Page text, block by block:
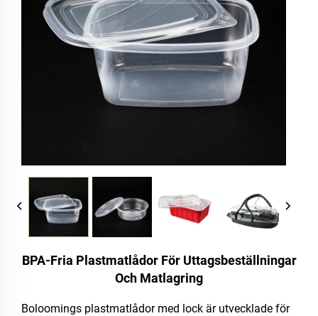
BPA-Fria Plastmatlådor För Uttagsbeställningar
Och Matlagring
Boloomings plastmatlådor med lock är utvecklade för